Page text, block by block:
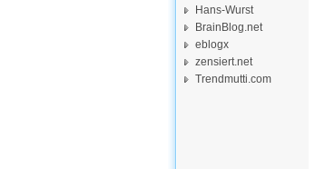
Hans-Wurst
BrainBlog.net
eblogx
zensiert.net
Trendmutti.com